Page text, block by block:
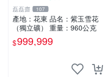
磊磊齋 107
產地：花東 品名：紫玉雪花
（獨立礦） 重量：960公克
$999,999